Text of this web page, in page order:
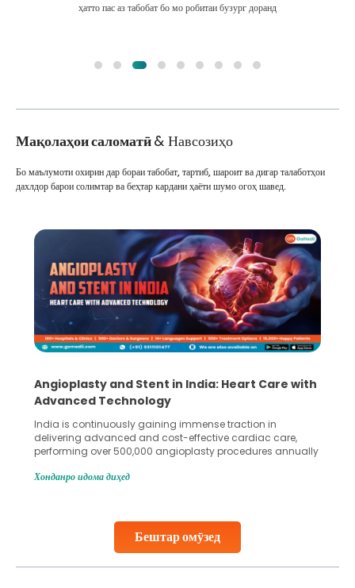
ҳатто пас аз табобат бо мо робитаи бузург доранд
Мақолаҳои саломатӣ& Навсозиҳо
Бештар омӯзед
Бо маълумоти охирин дар бораи табобат, тартиб, шароит ва дигар талаботҳои
дахлдор барои солимтар ва беҳтар кардани ҳаёти шумо огоҳ шавед.
5 Essential Steps for Effective Human Sperm
Collection and Processing Methods
Human sperm collection and processing are critical steps
in advanced reproductive techniques like In Vitro
Fertilization (IVF) and intrauterine insemination (IUI). These
challenges and help couples achieve their dream of
collected, they process the
Continue Reading
Хонданро идома диҳед